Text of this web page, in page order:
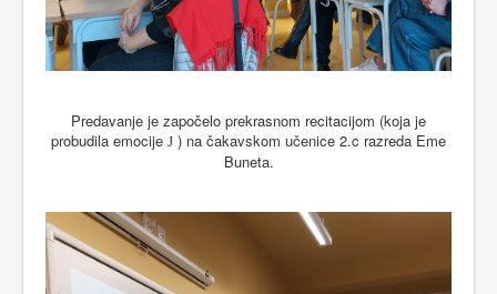
Predavanje je započelo prekrasnom recitacijom (koja je
probudila emocije J ) na čakavskom učenice 2.c razreda Eme
Buneta.